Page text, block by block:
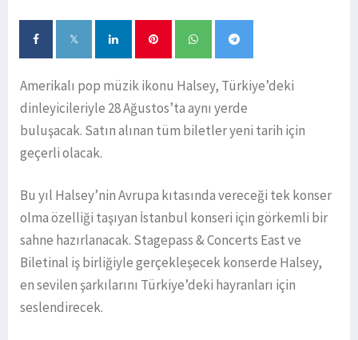
Amerikalı pop müzik ikonu Halsey, Türkiye’deki
dinleyicileriyle 28 Ağustos’ta aynı yerde
buluşacak. Satın alınan tüm biletler yeni tarih için
geçerli olacak.
Bu yıl Halsey’nin Avrupa kıtasında vereceği tek konser
olma özelliği taşıyan İstanbul konseri için görkemli bir
sahne hazırlanacak. Stagepass & Concerts East ve
Biletinal iş birliğiyle gerçekleşecek konserde Halsey,
en sevilen şarkılarını Türkiye’deki hayranları için
seslendirecek.